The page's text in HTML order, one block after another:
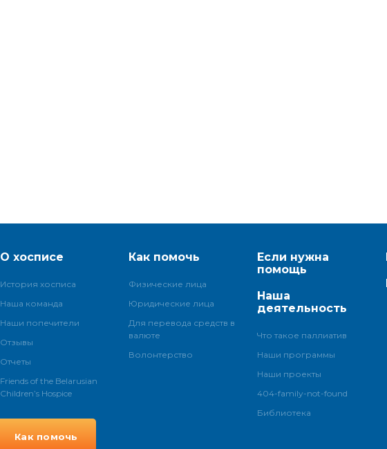
О хосписе
История хосписа
Наша команда
Наши попечители
Отзывы
Отчеты
Friends of the Belarusian
Children’s Hospice
Как помочь
Физические лица
Юридические лица
Для перевода средств в
валюте
Волонтерство
Если нужна
помощь
Наша
деятельность
Что такое паллиатив
Наши программы
Наши проекты
404-family-not-found
Библиотека
Как помочь